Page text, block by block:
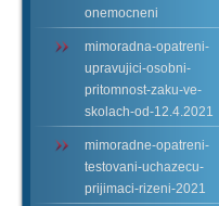
onemocneni
mimoradna-opatreni-
upravujici-osobni-
pritomnost-zaku-ve-
skolach-od-12.4.2021
mimoradne-opatreni-
testovani-uchazecu-
prijimaci-rizeni-2021